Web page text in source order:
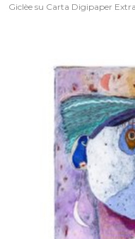
Giclèe su Carta Digipaper